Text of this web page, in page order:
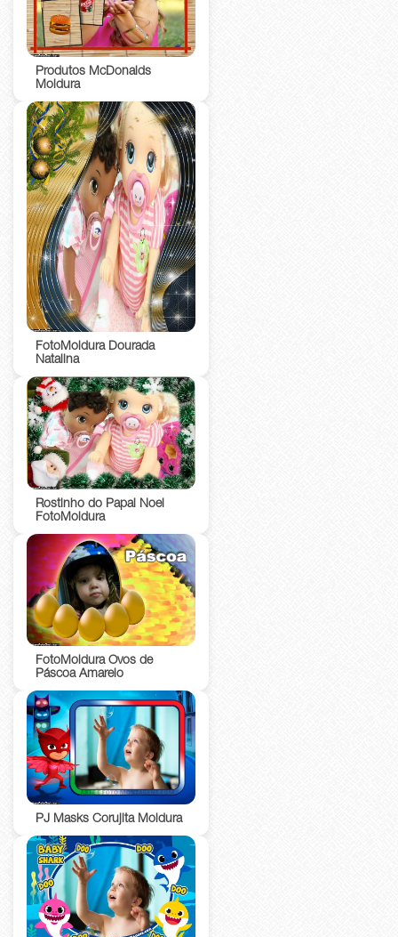
Produtos McDonalds
Moldura
FotoMoldura Dourada
Natalina
Rostinho do Papai Noel
FotoMoldura
FotoMoldura Ovos de
Páscoa Amarelo
PJ Masks Corujita Moldura